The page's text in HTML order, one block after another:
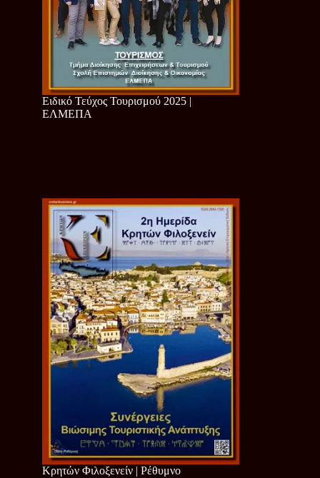
Ειδικό Τεύχος Τουρισμού 2025 |
ΕΛΜΕΠΑ
Κρητών Φιλοξενείν | Ρέθυμνο